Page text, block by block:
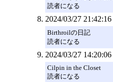
読者になる
2024/03/27 21:42:16
Birthroilの日記
読者になる
2024/03/27 14:20:06
Cilpin in the Closet
読者になる